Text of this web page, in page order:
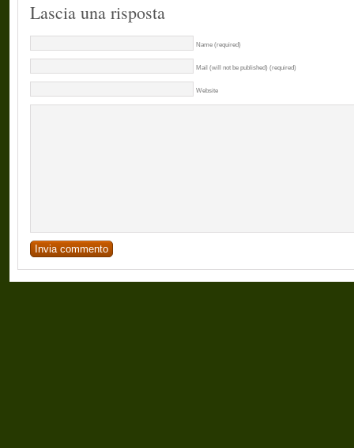
Lascia una risposta
Name (required)
Mail (will not be published) (required)
Website